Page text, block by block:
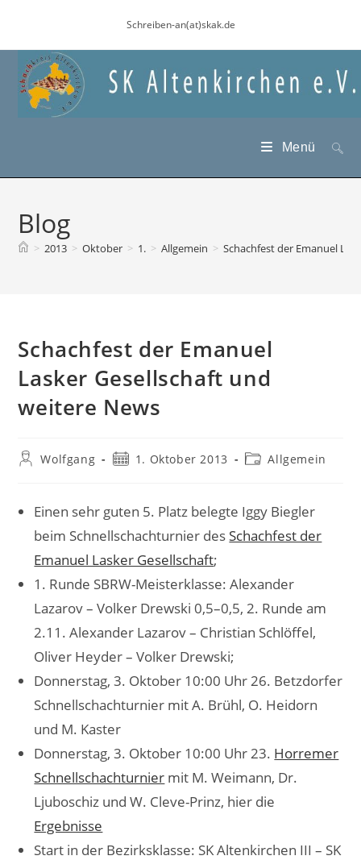
springen
Schreiben-an(at)skak.de
Menü
Blog
> 2013 > Oktober > 1. > Allgemein > Schachfest der Emanuel
Schachfest der Emanuel
Lasker Gesellschaft und
weitere News
Beitrags-
Wolfgang
Beitrag1. Oktober 2013
Beitrags-
Allgemein
Einen sehr guten 5. Platz belegte Iggy Biegler
beim Schnellschachturnier des Schachfest der
Emanuel Lasker Gesellschaft;
1. Runde SBRW-Meisterklasse: Alexander
Lazarov – Volker Drewski 0,5–0,5, 2. Runde am
2.11. Alexander Lazarov – Christian Schlöffel,
Oliver Heyder – Volker Drewski;
Donnerstag, 3. Oktober 10:00 Uhr 26. Betzdorfer
Schnellschachturnier mit A. Brühl, O. Heidorn
und M. Kaster
Donnerstag, 3. Oktober 10:00 Uhr 23. Horremer
Schnellschachturnier mit M. Weimann, Dr.
Ljuboschiz und W. Cleve-Prinz, hier die
Ergebnisse
Start in der Bezirksklasse: SK Altenkirchen III – SK